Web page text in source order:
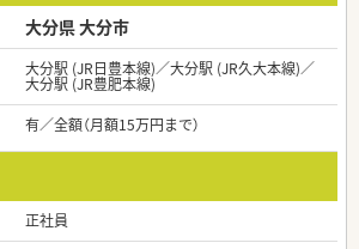
大分県 大分市
大分駅 (JR日豊本線)／大分駅 (JR久大本線)／
大分駅 (JR豊肥本線)
有／全額（月額15万円まで）
正社員